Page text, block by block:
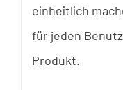
einheitlich
für jeden
Produkt.